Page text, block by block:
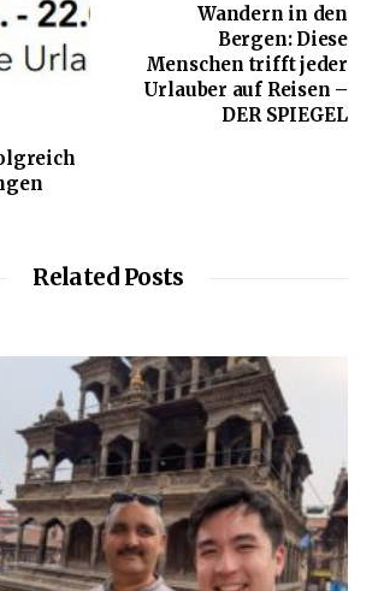
Wandern in den
Bergen: Diese
Menschen trifft jeder
Urlauber auf Reisen –
DER SPIEGEL
Related Posts